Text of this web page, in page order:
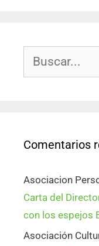
Comentarios
Asociacion
Carta del
con los espejos
Asociación